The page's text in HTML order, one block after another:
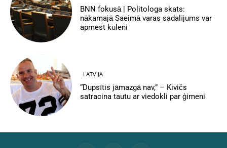
BNN fokusā | Politologa skats:
nākamajā Saeimā varas sadalījums var
apmest kūleni
LATVIJA
“Dupsītis jāmazgā nav,” – Kivičs
satracina tautu ar viedokli par ģimeni